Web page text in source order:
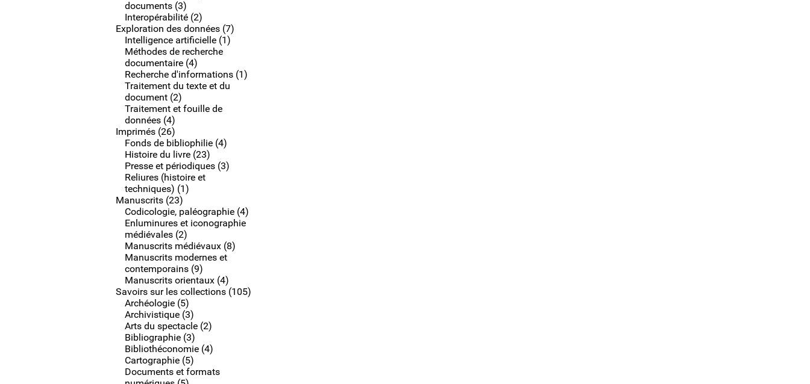
documents (3)
Interopérabilité (2)
Exploration des données (7)
Intelligence artificielle (1)
Méthodes de recherche
documentaire (4)
Recherche d'informations (1)
Traitement du texte et du
document (2)
Traitement et fouille de
données (4)
Imprimés (26)
Fonds de bibliophilie (4)
Histoire du livre (23)
Presse et périodiques (3)
Reliures (histoire et
techniques) (1)
Manuscrits (23)
Codicologie, paléographie (4)
Enluminures et iconographie
médiévales (2)
Manuscrits médiévaux (8)
Manuscrits modernes et
contemporains (9)
Manuscrits orientaux (4)
Savoirs sur les collections (105)
Archéologie (5)
Archivistique (3)
Arts du spectacle (2)
Bibliographie (3)
Bibliothéconomie (4)
Cartographie (5)
Documents et formats